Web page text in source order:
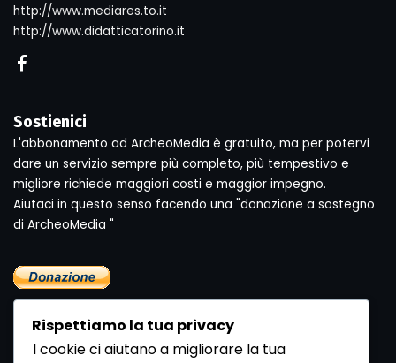
http://www.mediares.to.it
http://www.didatticatorino.it
Sostienici
L'abbonamento ad ArcheoMedia è gratuito, ma per potervi
dare un servizio sempre più completo, più tempestivo e
migliore richiede maggiori costi e maggior impegno.
Aiutaci in questo senso facendo una "donazione a sostegno
di ArcheoMedia "
Rispettiamo la tua privacy
I cookie ci aiutano a migliorare la tua